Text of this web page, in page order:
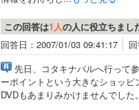
この回答は1人の人に役立ちまし
回答日：2007/01/03 09:41:17
先日、コタキナバルへ行って
ーポイントという大きなショッ
DVDもあまりみかけませんでした。